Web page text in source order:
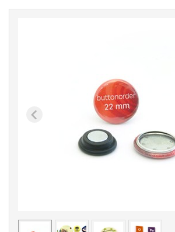
< /picture>